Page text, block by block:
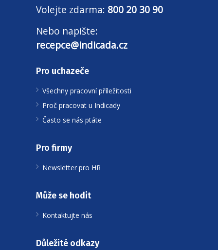
Volejte zdarma: 800 20 30 90
Nebo napište:
recepce@indicada.cz
Pro uchazeče
Všechny pracovní příležitosti
Proč pracovat u Indicady
Často se nás ptáte
Pro firmy
Newsletter pro HR
Může se hodit
Kontaktujte nás
Důležité odkazy